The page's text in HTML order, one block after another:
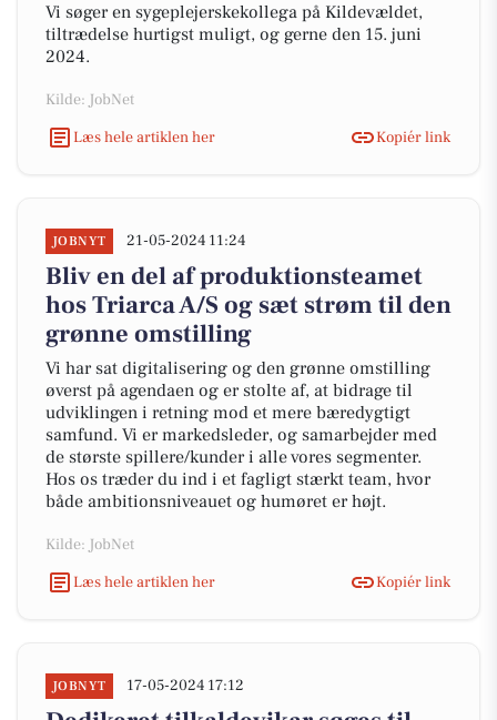
Vi søger en sygeplejerskekollega på Kildevældet,
tiltrædelse hurtigst muligt, og gerne den 15. juni
2024.
Kilde: JobNet
Læs hele artiklen her
Kopiér link
JOBNYT 21-05-2024 11:24
Bliv en del af produktionsteamet
hos Triarca A/S og sæt strøm til den
grønne omstilling
Vi har sat digitalisering og den grønne omstilling
øverst på agendaen og er stolte af, at bidrage til
udviklingen i retning mod et mere bæredygtigt
samfund. Vi er markedsleder, og samarbejder med
de største spillere/kunder i alle vores segmenter.
Hos os træder du ind i et fagligt stærkt team, hvor
både ambitionsniveauet og humøret er højt.
Kilde: JobNet
Læs hele artiklen her
Kopiér link
JOBNYT 17-05-2024 17:12